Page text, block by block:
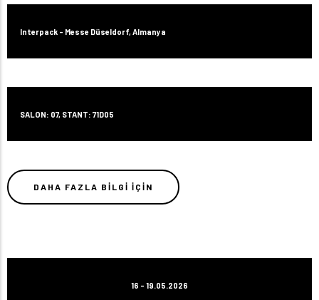
Interpack - Messe Düseldorf, Almanya
SALON: 07, STANT: 71D05
DAHA FAZLA BILGI IÇIN
16 - 19.05.2026